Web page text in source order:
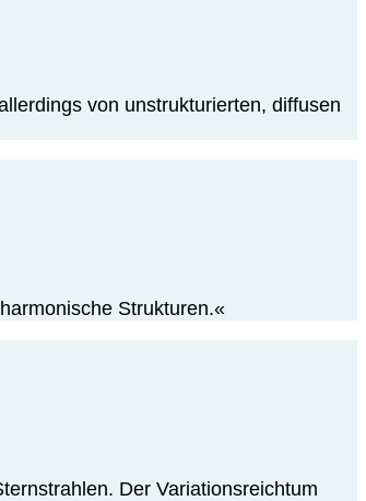
von unstrukturierten, diffusen
Strukturen.«
Der Variationsreichtum